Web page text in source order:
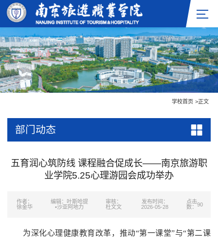
学校首页 >正文
部门动态
五育润心筑防线 课程融合促成长——南京旅游职
业学院5.25心理游园会成功举办
作者：
徐金华
编辑：叶斯哈提
•沙亚阿地力
审核：
杜文文
发布时间：
2026-05-28
点击
数： 90
为深化心理健康教育改革，推动“第一课堂”与“第二课